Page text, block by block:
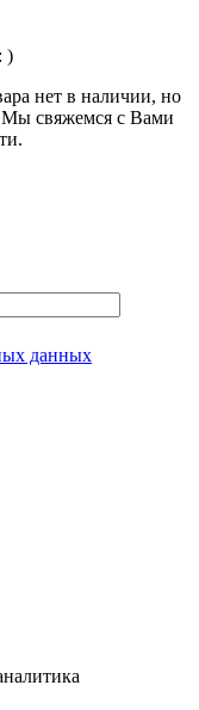
)
нет в наличии, но
Мы свяжемся с Вами
данных